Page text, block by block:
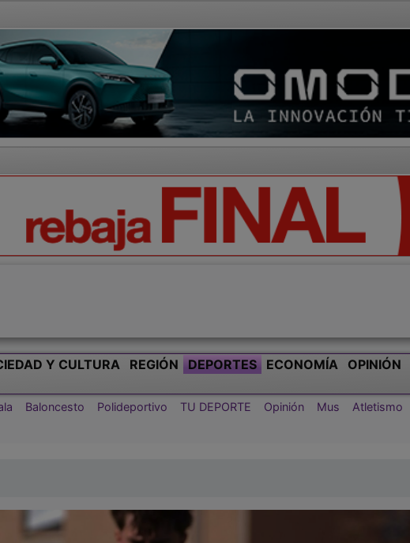
Y CULTURA REGIÓN DEPORTES ECONOMÍA OPINIÓN
Baloncesto Polideportivo TU DEPORTE Opinión Mus
Atletismo